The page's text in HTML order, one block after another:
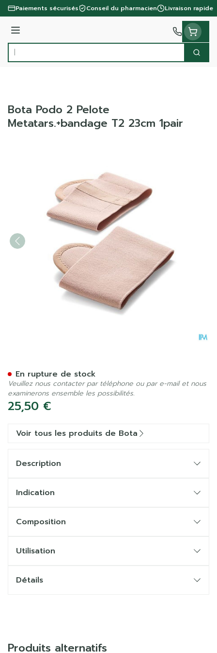
Aller au contenu
Paiements sécurisés Conseil du pharmacien Livraison rapide
Menu
Rechercher
Bota Podo 2 Pelote
Metatars.+bandage T2 23cm 1pair
25,50 €
En rupture de stock
Veuillez nous contacter par téléphone ou par e-mail et nous
examinerons ensemble les possibilités.
Voir tous les produits de Bota
Description
Indication
Composition
Utilisation
Détails
Produits alternatifs